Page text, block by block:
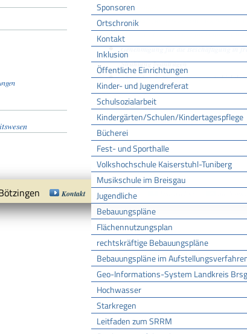
Sponsoren
Ortschronik
Kontakt
Inklusion
Öffentliche Einrichtungen
Kinder- und Jugendreferat
Schulsozialarbeit
Kindergärten/Schulen/Kindertagespflege
Bücherei
Fest- und Sporthalle
Volkshochschule Kaiserstuhl-Tuniberg
Musikschule im Breisgau
Jugendliche
Bebauungspläne
Flächennutzungsplan
rechtskräftige Bebauungspläne
Bebauungspläne im
Geo-Informations-System Landkreis
Hochwasser
Starkregen
Leitfaden zum SRRM
Leistungen
Fachkraft für Arbeitssicherheit benennen
Erlaubnis für die Durchführung von
Genehmigung für die Beschäftigung in
Strahlung beantragen
Abweichende Regelungen zum
Kontakt Impressum